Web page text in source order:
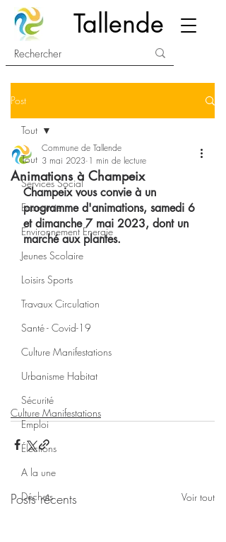
Tallende
Post
Tout
Services Social
Economie
Environnement Energie
Jeunes Scolaire
Loisirs Sports
Travaux Circulation
Santé - Covid-19
Culture Manifestations
Urbanisme Habitat
Sécurité
Emploi
Élections
A la une
Déchets
Tout
Animations à Champeix
Commune de Tallende
3 mai 2023 1 min de lecture
Champeix vous convie à un
programme d'animations, samedi 6
et dimanche 7 mai 2023, dont un
marché aux plantes.
Culture Manifestations
Posts récents Voir tout